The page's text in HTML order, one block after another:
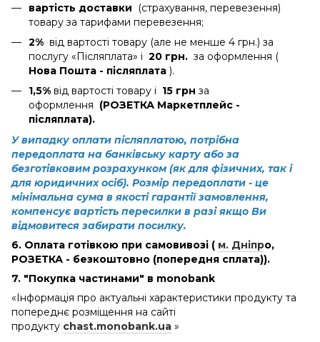
вартість доставки (страхування, перевезення)
товару за тарифами перевезення;
2% від вартості товару (але не менше 4 грн.) за
послугу «Післяплата» і 20 грн. за оформлення (
Нова Пошта - післяплата ).
1,5% від вартості товару і 15 грн за
оформлення (РОЗЕТКА Маркетплейс -
післяплата).
У випадку оплати післяплатою, потрібна
передоплата на банківську карту або за
безготівковим розрахунком (як для фізичних, так і
для юридичних осіб). Розмір передоплати - це
мінімальна сума в якості гарантії замовлення,
компенсує вартість пересилки в разі якщо Ви
відмовитеся забирати посилку.
6. Оплата готівкою при самовивозі ( м. Дніпро,
РОЗЕТКА - безкоштовно (попередня сплата)).
7. "Покупка частинами" в monobank
«Інформація про актуальні характеристики продукту та
попереднє розміщення на сайті
продукту chast.monobank.ua »